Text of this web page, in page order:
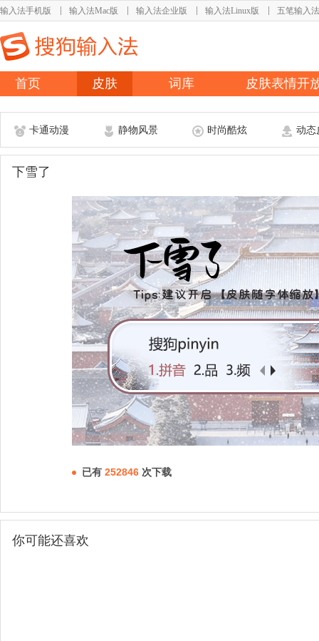
输入法手机版 输入法Mac版 输入法企业版 输入法Linux版 五笔输入法
首页 皮肤 词库 皮肤表情开
卡通动漫 静物风景 时尚酷炫 动态
下雪了
已有 252846 次下载
你可能还喜欢